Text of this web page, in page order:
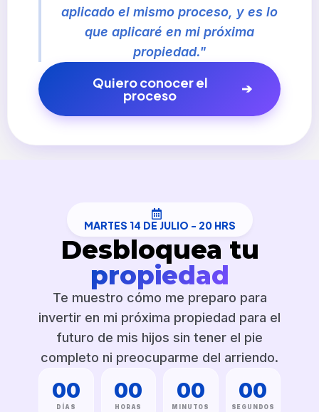
aplicado el mismo proceso, y es lo
que aplicaré en mi próxima
propiedad."
Quiero conocer el
proceso
MARTES 14 DE JULIO - 20 HRS
Desbloquea tu
propiedad
Te muestro cómo me preparo para
invertir en mi próxima propiedad para el
futuro de mis hijos sin tener el pie
completo ni preocuparme del arriendo.
00
DÍAS
00
HORAS
00
MINUTOS
00
SEGUNDOS